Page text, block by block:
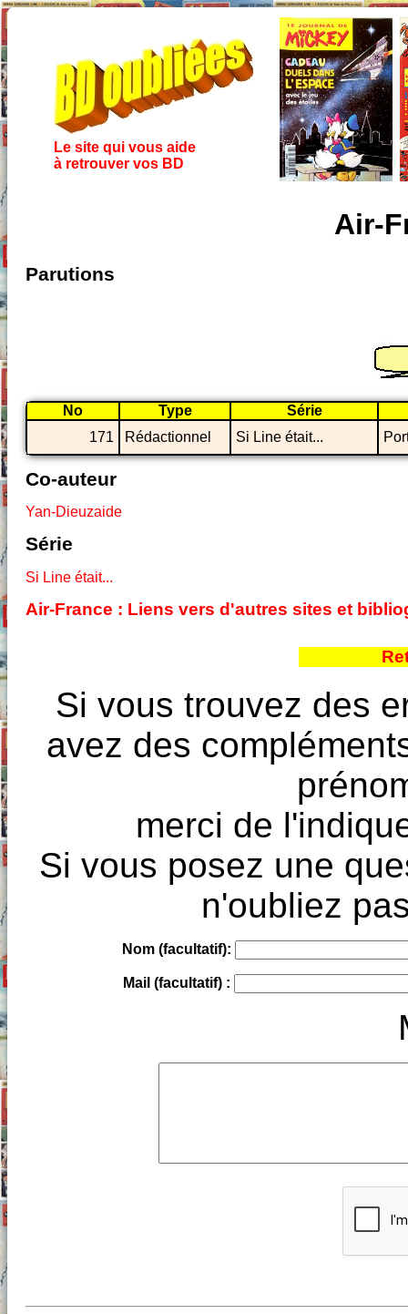
Le site qui vous aide
à retrouver vos BD
Air-
Parutions
No Type
Série
171
Rédactionnel Si Line était...
Co-auteur
Yan-Dieuzaide
Série
Si Line était...
Air-France : Liens vers d'autres sites et
Si vous trouvez des
avez des
merci de
Si vous posez une
n'oubliez
Nom (facultatif):
Mail (facultatif) :